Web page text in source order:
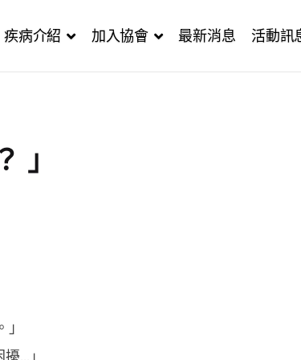
疾病介紹 加入協會 最新消息 活動訊
」
...」